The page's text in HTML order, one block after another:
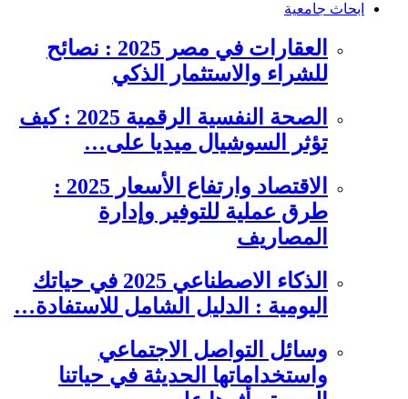
ابحاث جامعية
العقارات في مصر 2025 : نصائح
للشراء والاستثمار الذكي
الصحة النفسية الرقمية 2025 : كيف
تؤثر السوشيال ميديا على…
الاقتصاد وارتفاع الأسعار 2025 :
طرق عملية للتوفير وإدارة
المصاريف
الذكاء الاصطناعي 2025 في حياتك
اليومية : الدليل الشامل للاستفادة…
وسائل التواصل الاجتماعي
واستخداماتها الحديثة في حياتنا